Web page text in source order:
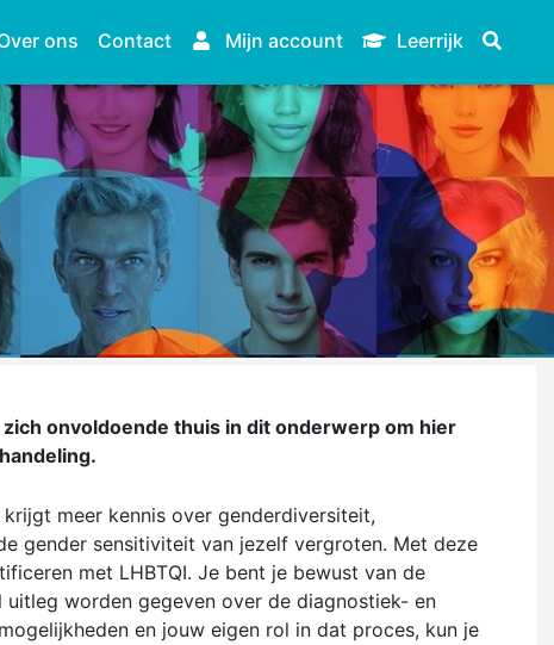
ons Contact Mijn account Leerrijk
onvoldoende thuis in dit onderwerp om hier
meer kennis over genderdiversiteit,
gender sensitiviteit van jezelf vergroten. Met deze
met LHBTQI. Je bent je bewust van de
worden gegeven over de diagnostiek- en
en jouw eigen rol in dat proces, kun je